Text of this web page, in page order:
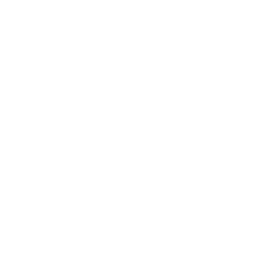
spécial de
du CHAN